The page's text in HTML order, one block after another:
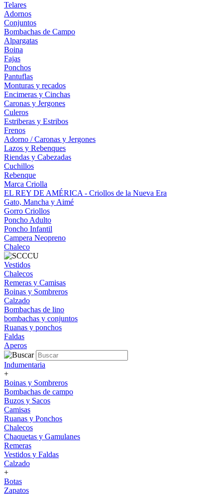
Telares
Adornos
Conjuntos
Bombachas de Campo
Alpargatas
Boina
Fajas
Ponchos
Pantuflas
Monturas y recados
Encimeras y Cinchas
Caronas y Jergones
Culeros
Estriberas y Estribos
Frenos
Adorno / Caronas y Jergones
Lazos y Rebenques
Riendas y Cabezadas
Cuchillos
Rebenque
Marca Criolla
EL REY DE AMÉRICA - Criollos de la Nueva Era
Gato, Mancha y Aimé
Gorro Criollos
Poncho Adulto
Poncho Infantil
Campera Neopreno
Chaleco
Vestidos
Chalecos
Remeras y Camisas
Boinas y Sombreros
Calzado
Bombachas de lino
bombachas y conjuntos
Ruanas y ponchos
Faldas
Aperos
Indumentaria
+
Boinas y Sombreros
Bombachas de campo
Buzos y Sacos
Camisas
Ruanas y Ponchos
Chalecos
Chaquetas y Gamulanes
Remeras
Vestidos y Faldas
Calzado
+
Botas
Zapatos